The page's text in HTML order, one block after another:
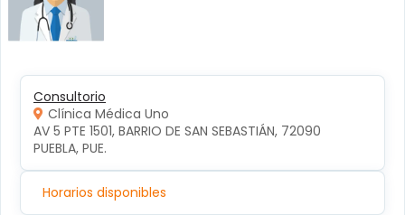
Consultorio
Clínica Médica Uno
AV 5 PTE 1501, BARRIO DE SAN SEBASTIÁN, 72090
PUEBLA, PUE.
Horarios disponibles